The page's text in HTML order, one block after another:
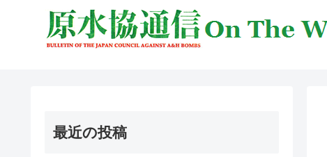
最近の投稿